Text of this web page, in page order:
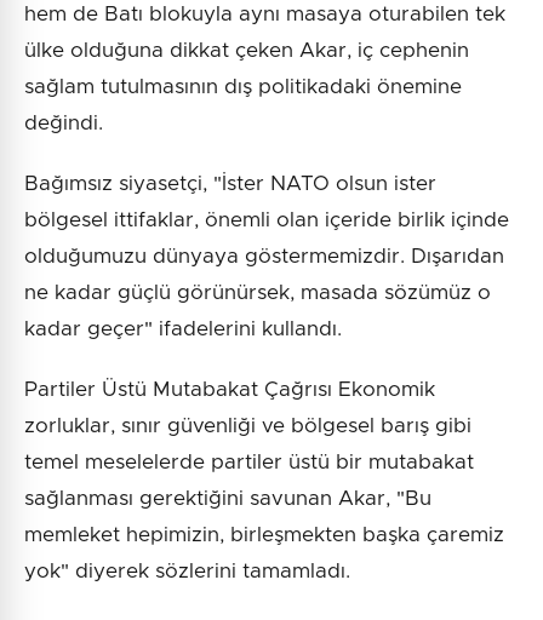
hem de Batı blokuyla aynı masaya oturabilen tek
ülke olduğuna dikkat çeken Akar, iç cephenin
sağlam tutulmasının dış politikadaki önemine
değindi.
Bağımsız siyasetçi, "İster NATO olsun ister
bölgesel ittifaklar, önemli olan içeride birlik içinde
olduğumuzu dünyaya göstermemizdir. Dışarıdan
ne kadar güçlü görünürsek, masada sözümüz o
kadar geçer" ifadelerini kullandı.
Partiler Üstü Mutabakat Çağrısı Ekonomik
zorluklar, sınır güvenliği ve bölgesel barış gibi
temel meselelerde partiler üstü bir mutabakat
sağlanması gerektiğini savunan Akar, "Bu
memleket hepimizin, birleşmekten başka çaremiz
yok" diyerek sözlerini tamamladı.